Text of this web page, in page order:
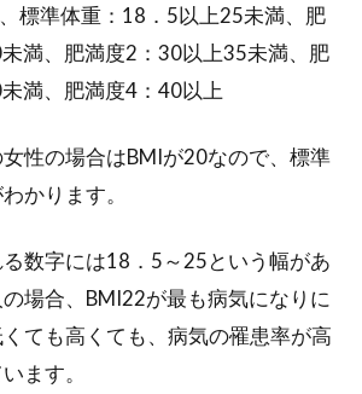
大好きな唐揚げをたくさん食べるた
めのカロリーオフレシピ
くら...
ダイエットに関心がある人たちのあいだで、玄
標準体重：18．5以上25未満、肥
満、肥満度2：30以上35未満、肥
満、肥満度4：40以上
女性の場合はBMIが20なので、標準
かります。
数字には18．5～25という幅があ
場合、BMI22が最も病気になりに
ても高くても、病気の罹患率が高
ます。